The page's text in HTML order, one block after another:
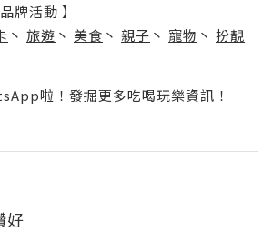
牌活動 】
丶 旅遊 丶 美食 丶 親子 丶 寵物 丶 扮靚
啦！發掘更多吃喝玩樂資訊！
好